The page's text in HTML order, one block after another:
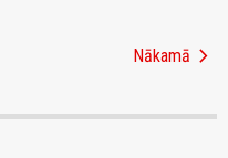
Nākamā chevron_right